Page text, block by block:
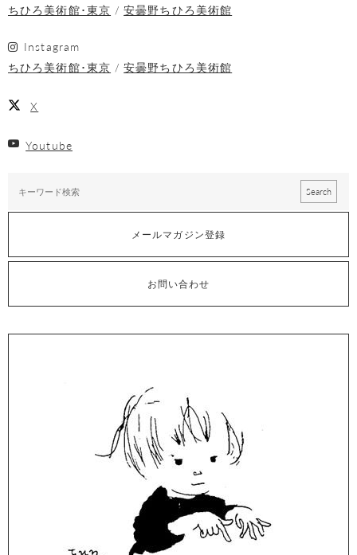
ちひろ美術館･東京
安曇野ちひろ美術館
Instagram
ちひろ美術館･東京
安曇野ちひろ美術館
X
Youtube
メールマガジン登録
お問い合わせ